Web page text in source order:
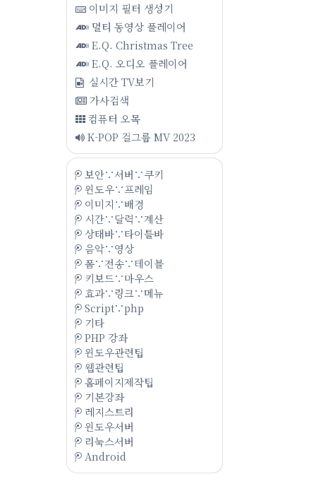
이미지 필터 생성기
멀티 동영상 플레이어
E.Q. Christmas Tree
E.Q. 오디오 플레이어
실시간 TV보기
가사검색
컴퓨터 오목
K-POP 걸그룹 MV 2023
보안∵서버∵쿠키
윈도우∵프레임
이미지∵배경
시간∵달력∵계산
상태바∵타이틀바
음악∵영상
폼∵전송∵테이블
키보드∵마우스
효과∵링크∵메뉴
Script∵php
기타
PHP 강좌
윈도우관련팁
웹관련팁
홈페이지제작팁
기본강좌
레지스트리
윈도우서버
리눅스서버
Android